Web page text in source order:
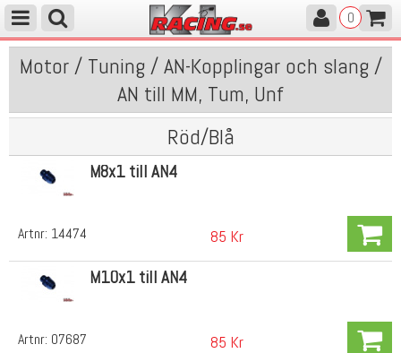
0
Motor / Tuning / AN-Kopplingar och slang /
AN till MM, Tum, Unf
Röd/Blå
Artnr: 14474
M8x1 till AN4
85 Kr
Artnr: 07687
M10x1 till AN4
85 Kr